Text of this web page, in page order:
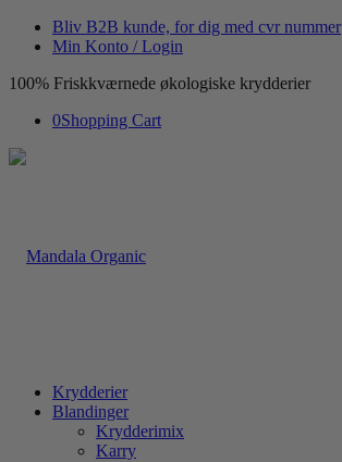
Bliv B2B kunde, for dig med cvr nummer
Min Konto / Login
100% Friskkværnede økologiske krydderier
0Shopping Cart
Krydderier
Blandinger
Krydderimix
Karry